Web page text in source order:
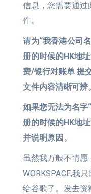
信息，您需要通过
件。
请为“我香港公司
册的时候的HK地
费/银行对账单 提
文件内容清晰可辨。
如果您无法为名字
册的时候的HK地
并说明原因。
虽然我万般不情愿
WORKSPACE,我
给谷歌了。发去资